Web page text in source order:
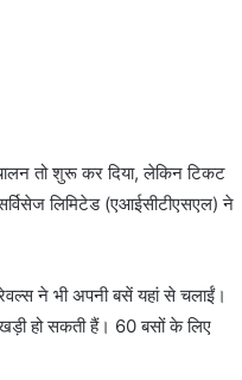
तो शुरू कर दिया, लेकिन टिकट
लिमिटेड (एआईसीटीएसएल) ने
ने भी अपनी बसें यहां से चलाईं।
हो सकती हैं। 60 बसों के लिए